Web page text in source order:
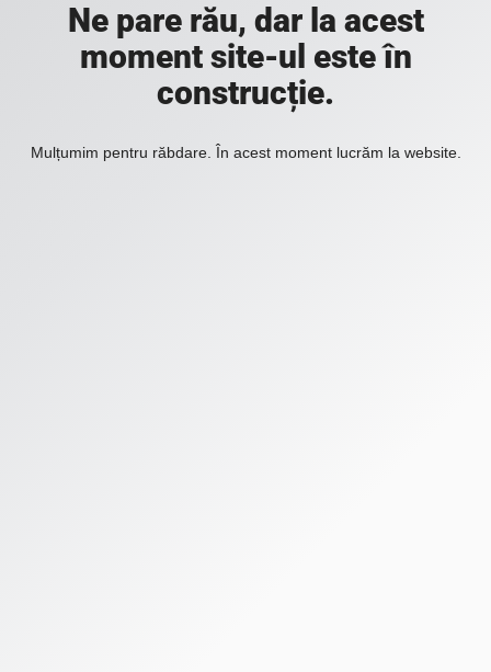
Ne pare rău, dar la acest
moment site-ul este în
construcție.
Mulțumim pentru răbdare. În acest moment lucrăm la website.